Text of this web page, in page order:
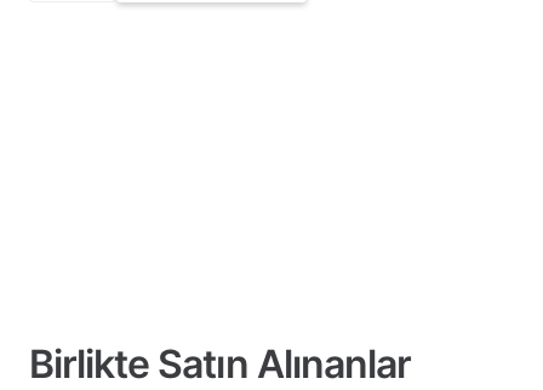
Birlikte Satın Alınanlar